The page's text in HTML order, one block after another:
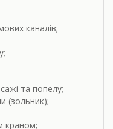
каналів;
та попелу;
(зольник);
краном;